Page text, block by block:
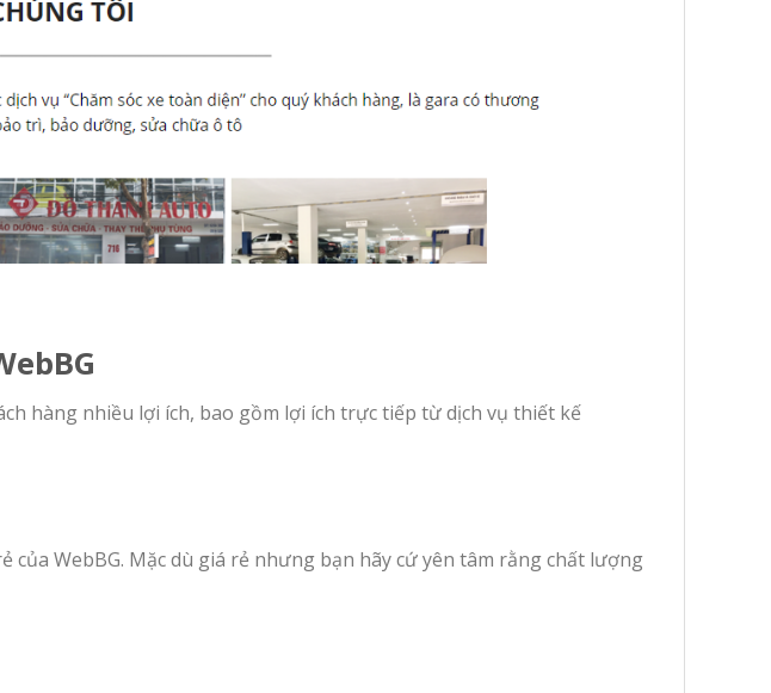
hàng nhiều lợi ích, bao gồm lợi ích trực tiếp từ dịch vụ thiết kế
WebBG. Mặc dù giá rẻ nhưng bạn hãy cứ yên tâm rằng chất lượng